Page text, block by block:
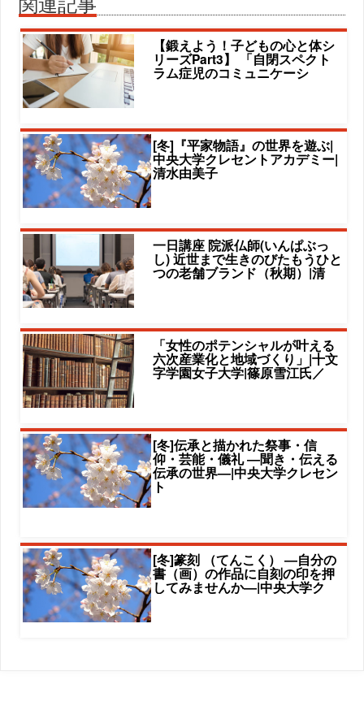
【鍛えよう！子どもの心と体シ
リーズPart3】 「自閉スペクト
ラム症児のコミュニケーシ
[冬]『平家物語』の世界を遊ぶ|
中央大学クレセントアカデミー|
清水由美子
一日講座 院派仏師(いんぱぶっ
し) 近世まで生きのびたもうひと
つの老舗ブランド（秋期）|清
「女性のポテンシャルが叶える
六次産業化と地域づくり」|十文
字学園女子大学|篠原雪江氏／
[冬]伝承と描かれた祭事・信
仰・芸能・儀礼 ―聞き・伝える
伝承の世界―|中央大学クレセン
ト
[冬]篆刻 （てんこく） ―自分の
書（画）の作品に自刻の印を押
してみませんか―|中央大学ク